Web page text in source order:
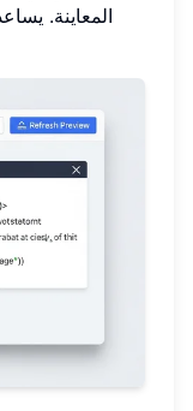
المعاينة.